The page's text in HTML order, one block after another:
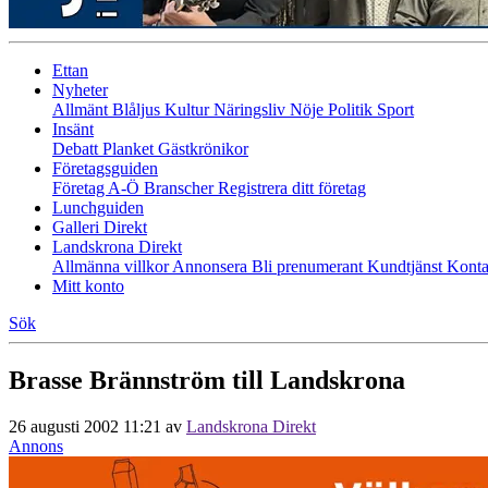
Ettan
Nyheter
Allmänt Blåljus KulturNäringsliv Nöje Politik Sport
Insänt
Debatt Planket Gästkrönikor
Företagsguiden
Företag A-Ö BranscherRegistrera ditt företag
Lunchguiden
Galleri Direkt
Landskrona Direkt
Allmänna villkorAnnonsera Bli prenumerant Kundtjänst
Mitt konto
Sök
Brasse Brännström till Landskrona
26 augusti 2002 11:21 av Landskrona Direkt
Annons